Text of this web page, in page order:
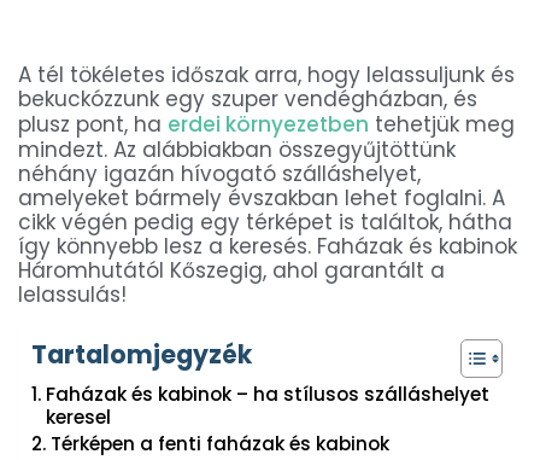
A tél tökéletes időszak arra, hogy lelassuljunk és
bekuckózzunk egy szuper vendégházban, és
plusz pont, ha erdei környezetben tehetjük meg
mindezt. Az alábbiakban összegyűjtöttünk
néhány igazán hívogató szálláshelyet,
amelyeket bármely évszakban lehet foglalni. A
cikk végén pedig egy térképet is találtok, hátha
így könnyebb lesz a keresés. Faházak és kabinok
Háromhutától Kőszegig, ahol garantált a
lelassulás!
Tartalomjegyzék
Faházak és kabinok – ha stílusos szálláshelyet
keresel
Térképen a fenti faházak és kabinok